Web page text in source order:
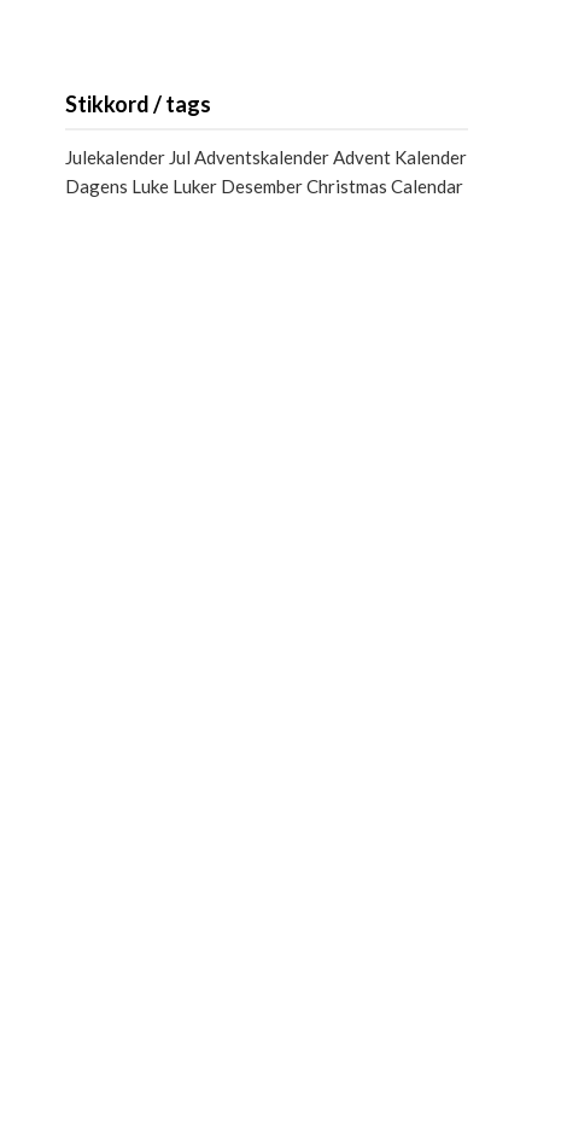
Stikkord / tags
Julekalender Jul Adventskalender Advent Kalender
Dagens Luke Luker Desember Christmas Calendar